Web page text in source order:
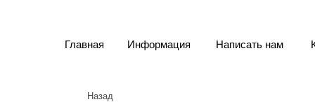
Главная Информация Написать нам
Назад